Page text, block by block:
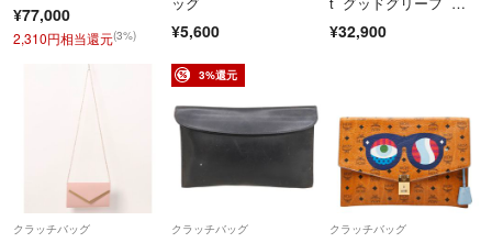
¥77,000
2,310円相当還元(3%) ¥5,600 ¥32,900
クラッチバッグ
3%還元
クラッチバッグ クラッチバッグ